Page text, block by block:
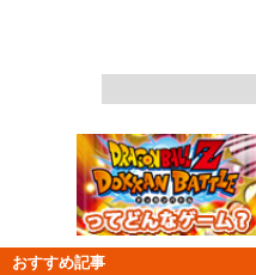
おすすめ記事